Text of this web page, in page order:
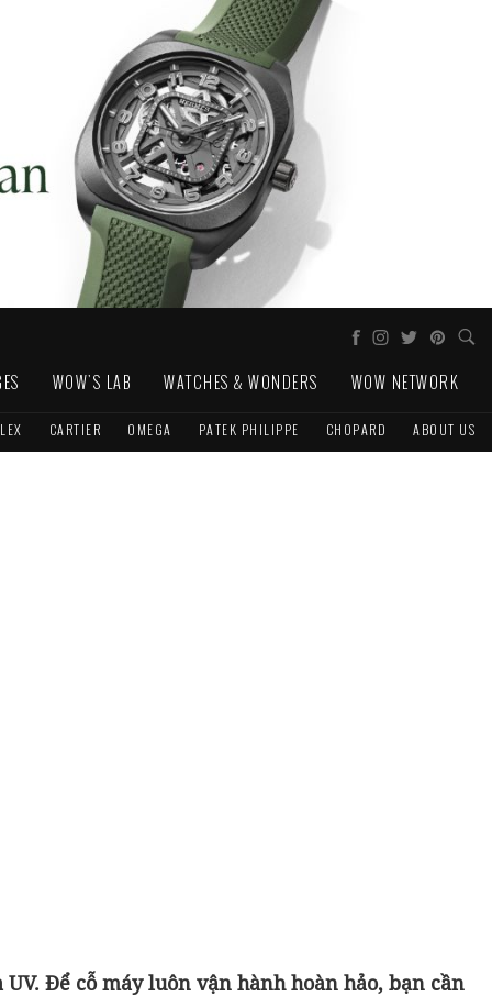
WOW'S LAB WATCHES & WONDERS WOW NETWORK
CARTIER OMEGA PATEK PHILIPPE CHOPARD ABOUT US
Để cỗ máy luôn vận hành hoàn hảo, bạn cần